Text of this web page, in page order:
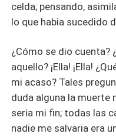
celda; pensando,
lo que habia sucedido
¿Cómo se dio cuenta?
aquello? ¡Ella! ¡Ella!
mi acaso? Tales
duda alguna la muerte
seria mi fin; todas las
nadie me salvaria era